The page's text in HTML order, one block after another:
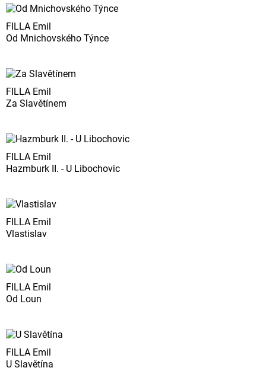
FILLA Emil
Od Mnichovského Týnce
FILLA Emil
Za Slavětínem
FILLA Emil
Hazmburk II. - U Libochovic
FILLA Emil
Vlastislav
FILLA Emil
Od Loun
FILLA Emil
U Slavětína